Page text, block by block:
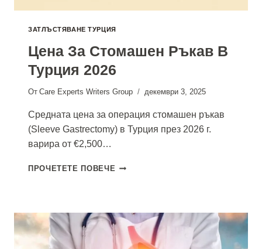
ЗАТЛЪСТЯВАНЕ ТУРЦИЯ
Цена За Стомашен Ръкав В
Турция 2026
От Care Experts Writers Group декември 3, 2025
Средната цена за операция стомашен ръкав
(Sleeve Gastrectomy) в Турция през 2026 г.
варира от €2,500…
ПРОЧЕТЕТЕ ПОВЕЧЕ ЦЕНА
В
ТУРЦИЯ
2026